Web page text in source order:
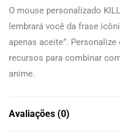
O mouse personalizado
lembrará você da frase
apenas aceite”.
recursos para combinar
anime.
Avaliações (0)